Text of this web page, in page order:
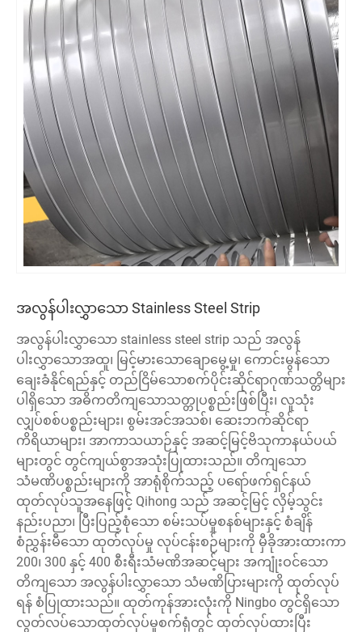
အလွန်ပါးလွှာသော Stainless Steel Strip
အလွန်ပါးလွှာသော stainless steel strip သည် အလွန်
ပါးလွှာသောအထူ၊ မြင့်မားသောချောမွေ့မှု၊ ကောင်းမွန်သော
ချေးခံနိုင်ရည်နှင့် တည်ငြိမ်သောစက်ပိုင်းဆိုင်ရာဂုဏ်သတ္တိများ
ပါရှိသော အဓိကတိကျသောသတ္တုပစ္စည်းဖြစ်ပြီး၊ လူသုံး
လျှပ်စစ်ပစ္စည်းများ၊ စွမ်းအင်အသစ်၊ ဆေးဘက်ဆိုင်ရာ
ကိရိယာများ၊ အာကာသယာဉ်နှင့် အဆင့်မြင့်ဗိသုကာနယ်ပယ်
များတွင် တွင်ကျယ်စွာအသုံးပြုထားသည်။ တိကျသော
သံမဏိပစ္စည်းများကို အာရုံစိုက်သည့် ပရော်ဖက်ရှင်နယ်
ထုတ်လုပ်သူအနေဖြင့် Qihong သည် အဆင့်မြင့် လှိမ့်သွင်း
နည်းပညာ၊ ပြီးပြည့်စုံသော စမ်းသပ်မှုစနစ်များနှင့် စံချိန်
စံညွှန်းမီသော ထုတ်လုပ်မှု လုပ်ငန်းစဉ်များကို မှီခိုအားထားကာ
200၊ 300 နှင့် 400 စီးရီးသံမဏိအဆင့်များ အကျုံးဝင်သော
တိကျသော အလွန်ပါးလွှာသော သံမဏိပြားများကို ထုတ်လုပ်
ရန် စံပြုထားသည်။ ထုတ်ကုန်အားလုံးကို Ningbo တွင်ရှိသော
လွတ်လပ်သောထုတ်လုပ်မှုစက်ရုံတွင် ထုတ်လုပ်ထားပြီး